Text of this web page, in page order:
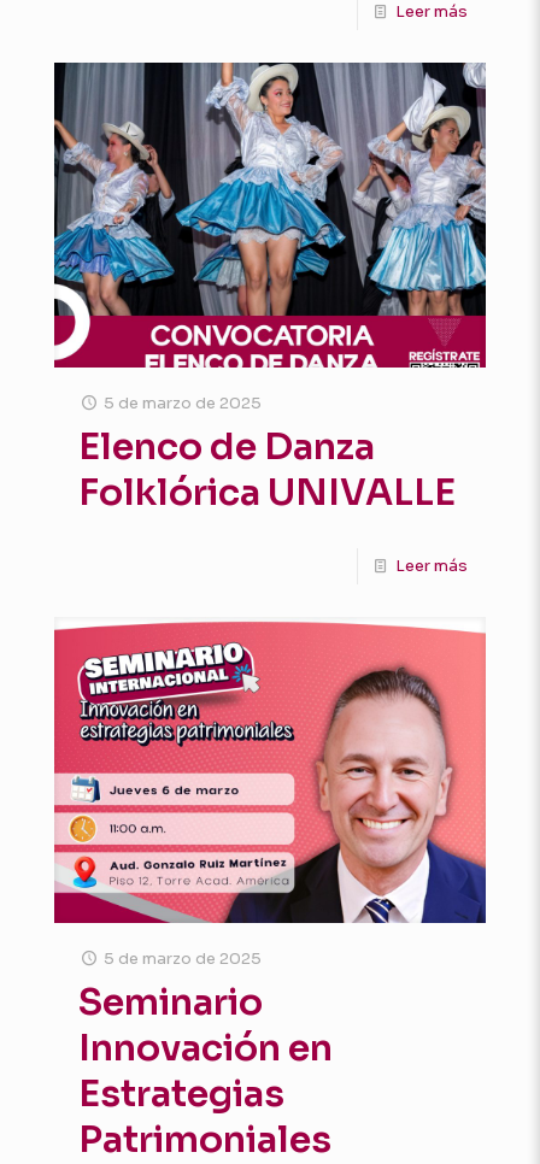
Leer más
5 de marzo de 2025
Elenco de Danza
Folklórica UNIVALLE
Leer más
5 de marzo de 2025
Seminario
Innovación en
Estrategias
Patrimoniales